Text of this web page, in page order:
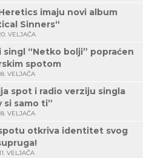
imaju novi album
Sinners“
VELJAČA
“Netko bolji” popraćen
spotom
VELJAČA
spot i radio verziju singla
si samo ti”
VELJAČA
spotu otkriva identitet svog
VELJAČA